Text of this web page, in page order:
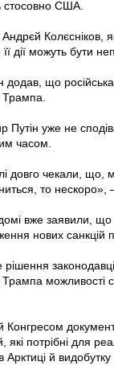
США.
Колєсніков,
дії можуть бути
додав, що
Путін уже не
часом.
довго чекали, що,
то
вже заявили,
нових санкцій
рішення
можливості
Конгресом
які потрібні для
й видобутку